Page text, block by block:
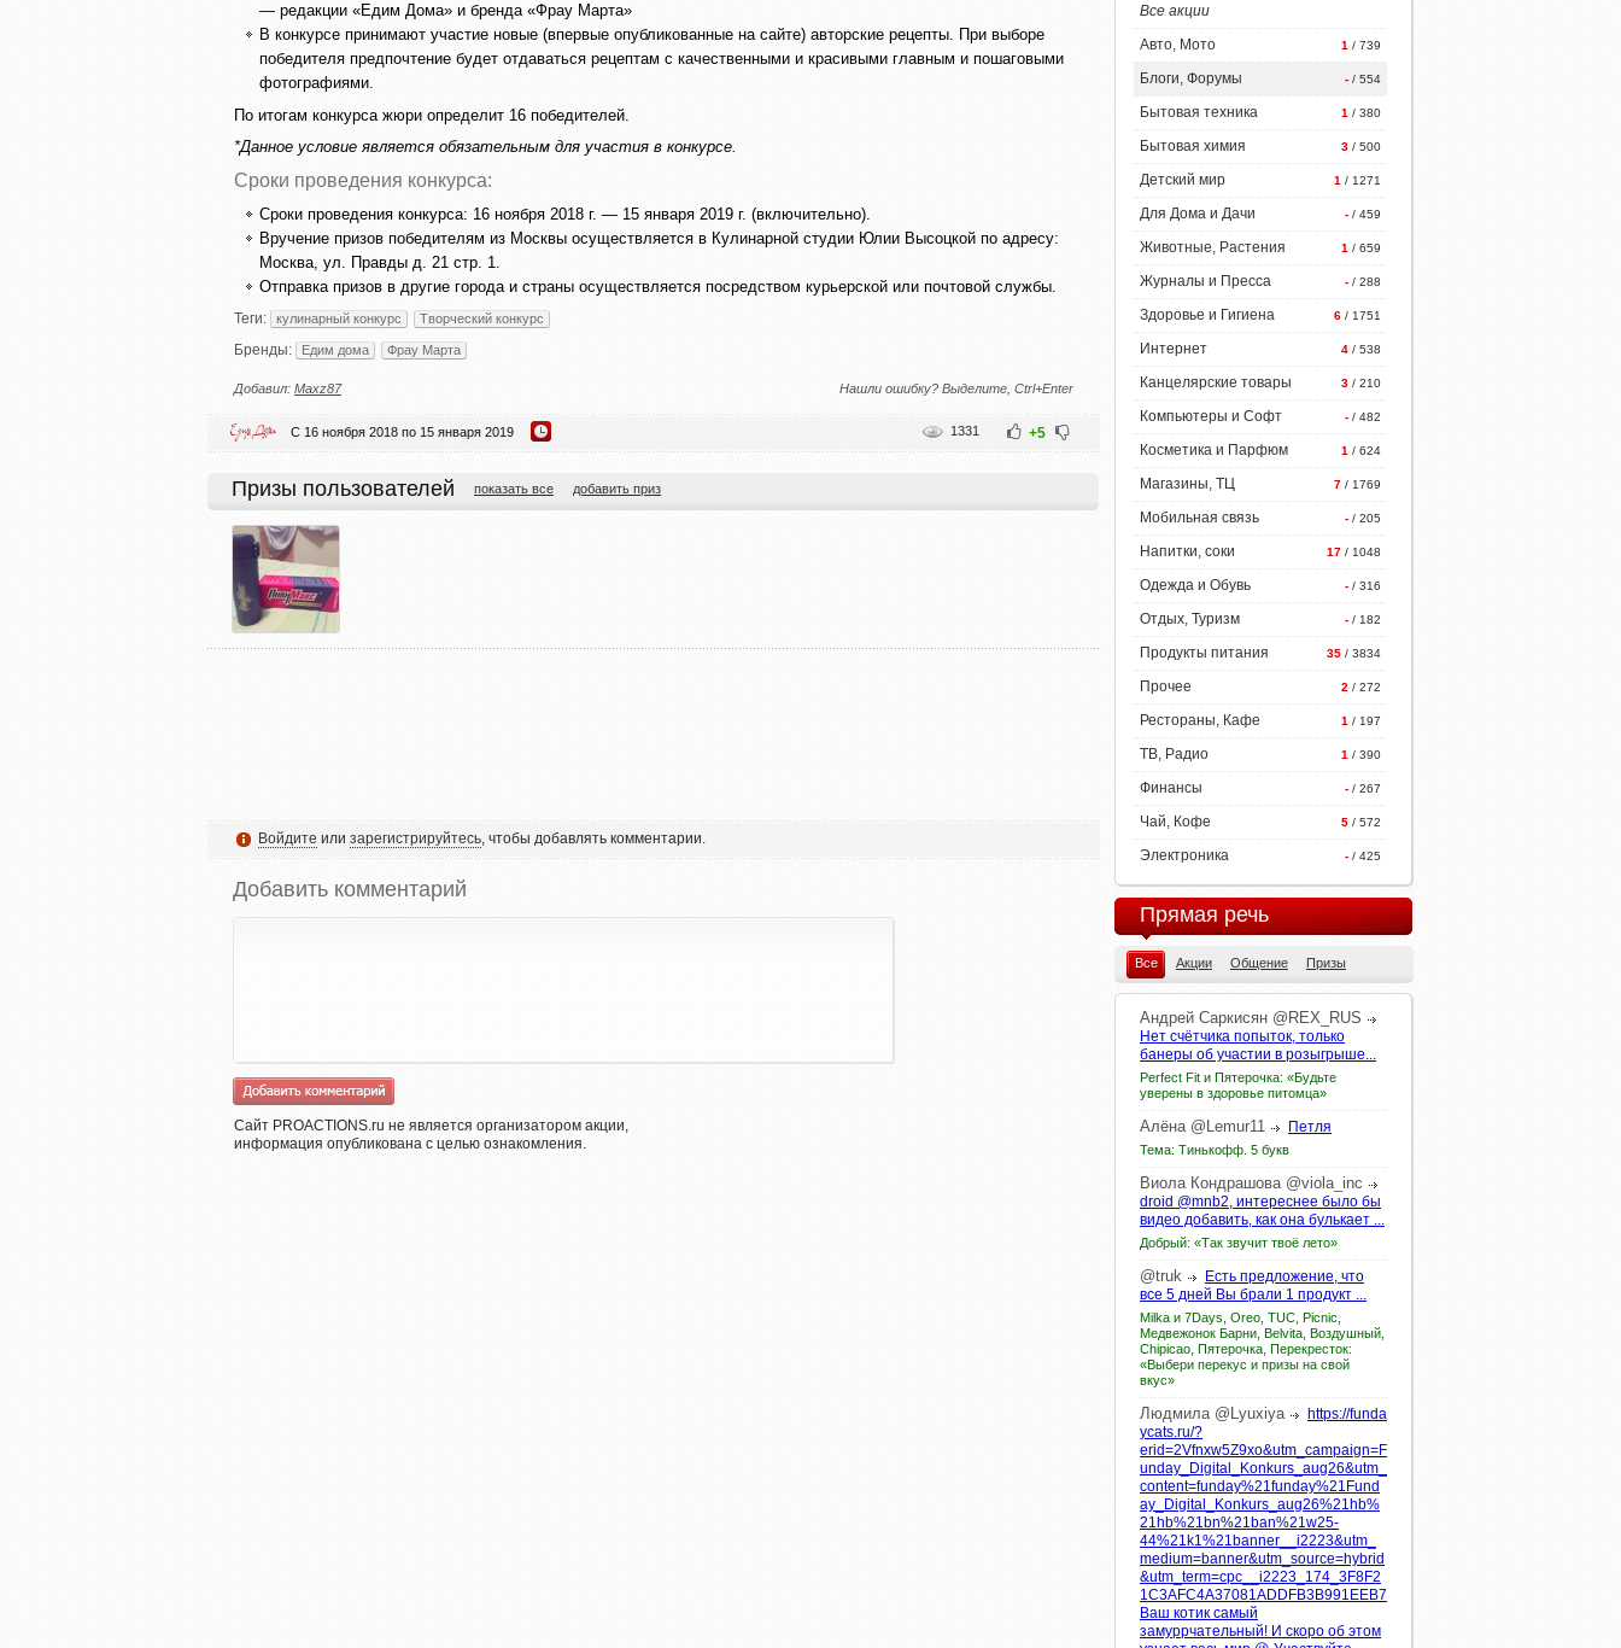
— редакции «Едим Дома» и бренда «Фрау Марта»
В конкурсе принимают участие новые (впервые опубликованные на сайте) авторские рецепты. При выборе
победителя предпочтение будет отдаваться рецептам с качественными и красивыми главным и пошаговыми
фотографиями.
По итогам конкурса жюри определит 16 победителей.
*Данное условие является обязательным для участия в конкурсе.
Сроки проведения конкурса:
Сроки проведения конкурса: 16 ноября 2018 г. — 15 января 2019 г. (включительно).
Вручение призов победителям из Москвы осуществляется в Кулинарной студии Юлии Высоцкой по адресу:
Москва, ул. Правды д. 21 стр. 1.
Отправка призов в другие города и страны осуществляется посредством курьерской или почтовой службы.
Теги: кулинарный конкурс Творческий конкурс
Бренды: Едим дома Фрау Марта
Добавил: Maxz87 Нашли ошибку? Выделите, Ctrl+Enter
С 16 ноября 2018 по 15 января 2019 +5
1331
Призы пользователей показать все добавить приз
Войдите или зарегистрируйтесь, чтобы добавлять комментарии.
Добавить комментарий
Сайт PROACTIONS.ru не является организатором акции,
информация опубликована с целью ознакомления.
Все акции
1 / 739
Авто, Мото
- / 554
Блоги, Форумы
1 / 380
Бытовая техника
3 / 500
Бытовая химия
1 / 1271
Детский мир
- / 459
Для Дома и Дачи
1 / 659
Животные, Растения
- / 288
Журналы и Пресса
6 / 1751
Здоровье и Гигиена
4 / 538
Интернет
3 / 210
Канцелярские товары
- / 482
Компьютеры и Софт
1 / 624
Косметика и Парфюм
7 / 1769
Магазины, ТЦ
- / 205
Мобильная связь
17 / 1048
Напитки, соки
- / 316
Одежда и Обувь
- / 182
Отдых, Туризм
35 / 3834
Продукты питания
2 / 272
Прочее
1 / 197
Рестораны, Кафе
1 / 390
ТВ, Радио
- / 267
Финансы
5 / 572
Чай, Кофе
- / 425
Электроника
Прямая речь
Все Акции Общение Призы
Андрей Саркисян @REX_RUS
Нет счётчика попыток, только
банеры об участии в розыгрыше...
Perfect Fit и Пятерочка: «Будьте
уверены в здоровье питомца»
Алёна @Lemur11 Петля
Тема: Тинькофф. 5 букв
Виола Кондрашова @viola_inc
droid @mnb2, интереснее было бы
видео добавить, как она булькает ...
Добрый: «Так звучит твоё лето»
@truk
Есть предложение, что
все 5 дней Вы брали 1 продукт ...
Milka и 7Days, Oreo, TUC, Picnic,
Медвежонок Барни, Belvita, Воздушный,
Chipicao, Пятерочка, Перекресток:
«Выбери перекус и призы на свой
вкус»
Людмила @Lyuxiya
https://funda
ycats.ru/?
erid=2Vfnxw5Z9xo&utm_campaign=F
unday_Digital_Konkurs_aug26&utm_
content=funday%21funday%21Fund
ay_Digital_Konkurs_aug26%21hb%
21hb%21bn%21ban%21w25-
44%21k1%21banner__i2223&utm_
medium=banner&utm_source=hybrid
&utm_term=cpc__i2223_174_3F8F2
1C3AFC4A37081ADDFB3B991EEB7
Ваш котик самый
замуррчательный! И скоро об этом